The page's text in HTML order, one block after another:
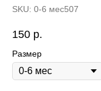
SKU: 0-6 мес507
150 р.
Размер